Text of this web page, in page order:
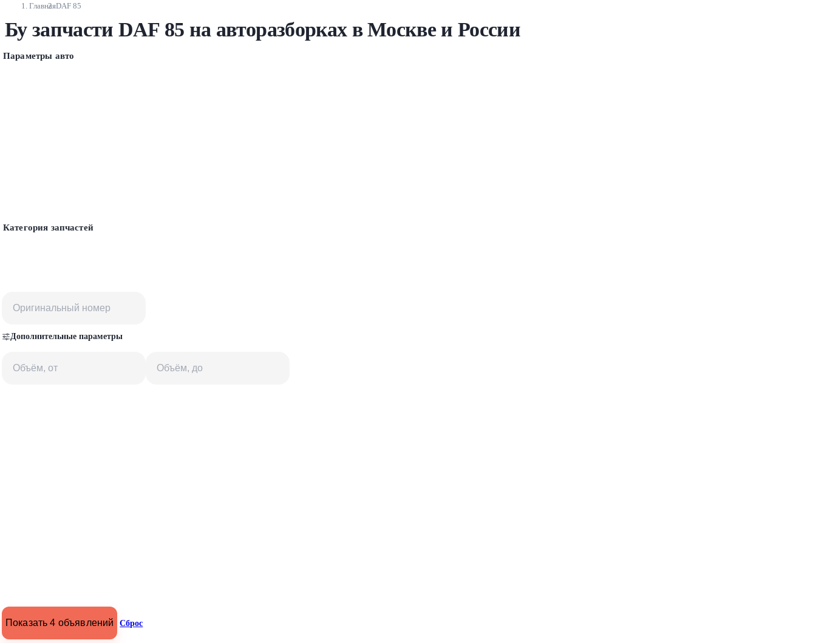
ГлавнаяDAF 85
Бу запчасти DAF 85 на авторазборках в Москве и России
Параметры авто
Категория запчастей
Дополнительные параметры
Показать 4 объявлений Сброс